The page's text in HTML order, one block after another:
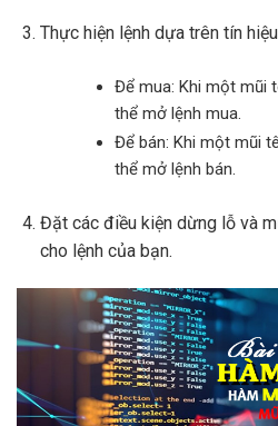
Thực hiện lệnh dựa trên tín
Để mua: Khi một mũi
thể mở lệnh mua.
Để bán: Khi một mũi
thể mở lệnh bán.
Đặt các điều kiện dừng lỗ và
cho lệnh của bạn.